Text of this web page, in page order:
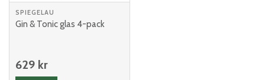
SPIEGELAU
Gin & Tonic glas 4-pack
629 kr